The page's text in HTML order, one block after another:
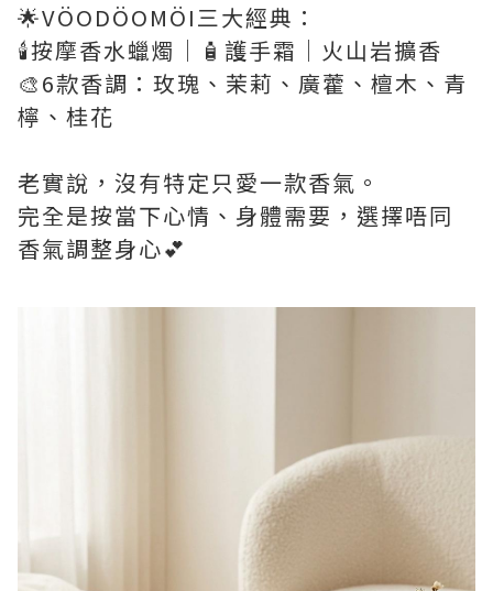
🌟VÖODÖOMÖI三大經典：
🕯️按摩香水蠟燭｜🧴護手霜｜火山岩擴香
🎨6款香調：玫瑰、茉莉、廣藿、檀木、青
檸、桂花
老實說，沒有特定只愛一款香氣。
完全是按當下心情、身體需要，選擇唔同
香氣調整身心💕